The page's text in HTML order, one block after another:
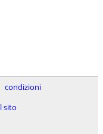
condizioni
sito